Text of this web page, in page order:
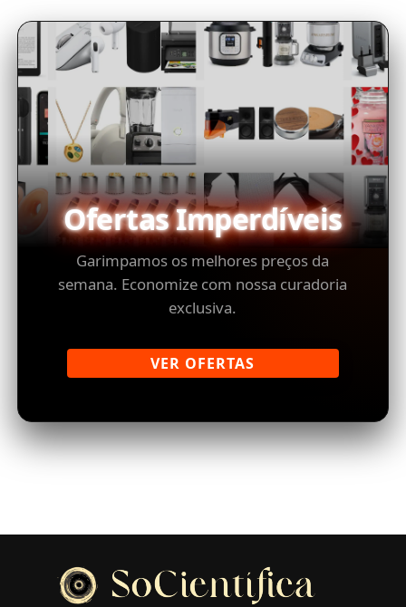
Ofertas Imperdíveis
Garimpamos os melhores preços da
semana. Economize com nossa curadoria
exclusiva.
VER OFERTAS